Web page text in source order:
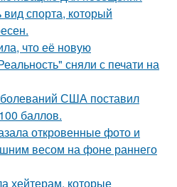
вид спорта, который
что её новую
сняли с печати на
США поставил
баллов.
откровенные фото и
весом на фоне раннего
хейтерам, которые